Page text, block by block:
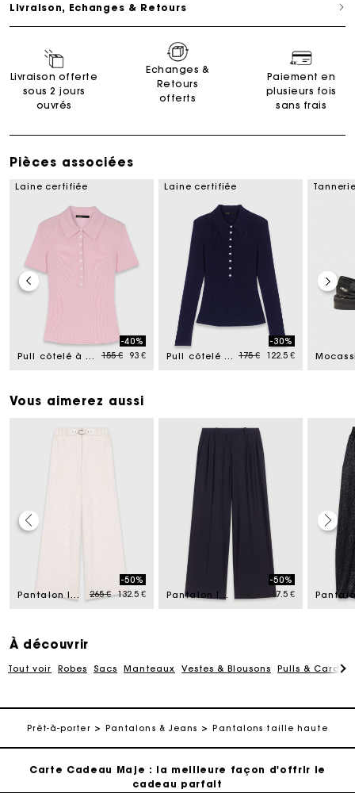
Livraison, Echanges & Retours
Livraison offerte
sous 2 jours
ouvrés
Echanges &
Retours
offerts
Paiement en
plusieurs fois
sans frais
Pièces associées
Laine certifiée
Pull côtelé à col polo Price reduced from
155 €to
-40%
93 €
Laine certifiée
Pull côtelé à col polo Price reduced from
175 €to
-30%
122.5 €
Vous aimerez aussi
from Pantalon large en tweed Price reduced from
265 €to
-50%
132.5 €
Pantalon large de costume Price reduced from
-50%
117.5 €
À découvrir
Tout voir Robes Sacs Manteaux Vestes & Blousons Pulls &
Prêt-à-porter Pantalons & Jeans Pantalons taille haute
Carte Cadeau Maje : la meilleure façon d'offrir le
cadeau parfait
Livraison à domicile offerte sous 2 jours ouvrés
Paiement en plusieurs fois sans frais
Suivi de commande
Carte Cadeau Maje : la meilleure façon d'offrir le
cadeau parfait